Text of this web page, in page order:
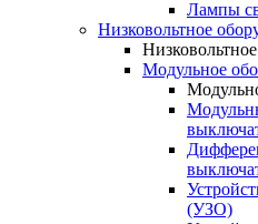
Лампы
Низковольтное
Модульное
(УЗО)